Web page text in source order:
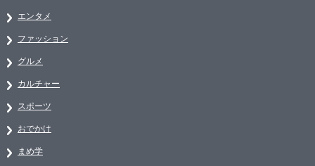
エンタメ
ファッション
グルメ
カルチャー
スポーツ
おでかけ
まめ学